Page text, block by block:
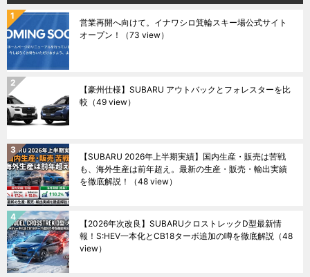
営業再開へ向けて。イナワシロ箕輪スキー場公式サイト
オープン！
（73 view）
【豪州仕様】SUBARU アウトバックとフォレスターを比
較 （49 view）
【SUBARU 2026年上半期実績】国内生産・販売は苦戦
も、海外生産は前年超え。最新の生産・販売・輸出実績
を徹底解説！
（48 view）
【2026年次改良】SUBARUクロストレックD型最新情
報！S:HEV一本化とCB18ターボ追加の噂を徹底解説 （48
view）